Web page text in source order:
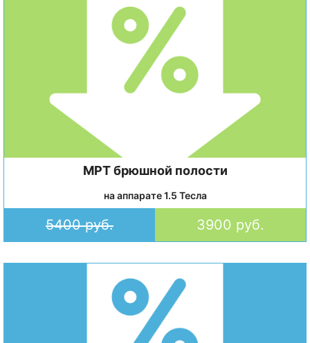
МРТ брюшной полости
на аппарате 1.5 Тесла
5400 руб. 3900 руб.